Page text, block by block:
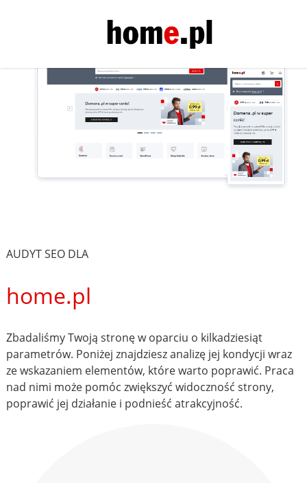
AUDYT SEO DLA
home.pl
Zbadaliśmy Twoją stronę w oparciu o kilkadziesiąt
parametrów. Poniżej znajdziesz analizę jej kondycji wraz
ze wskazaniem elementów, które warto poprawić. Praca
nad nimi może pomóc zwiększyć widoczność strony,
poprawić jej działanie i podnieść atrakcyjność.